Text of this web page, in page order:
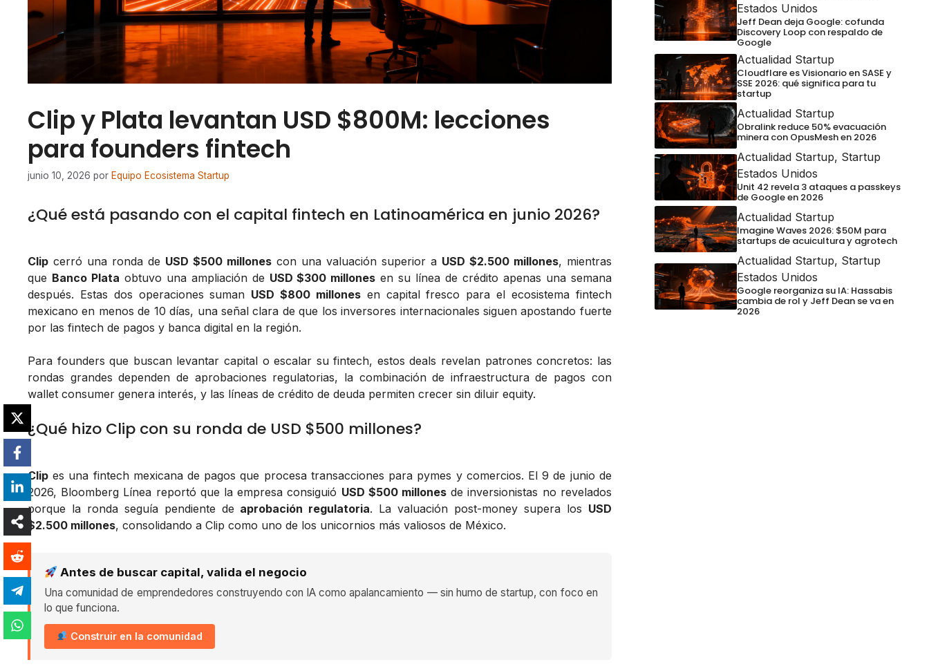
Clip y Plata levantan USD $800M: lecciones
para founders fintech
junio 10, 2026 por Equipo Ecosistema Startup
¿Qué está pasando con el capital fintech en Latinoamérica en junio 2026?
Clip cerró una ronda de USD $500 millonescon una valuación superior a USD $2.500 millones, mientras
que Banco Plata obtuvo una ampliación de USD $300 millones en su línea de crédito apenas una semana
después. Estas dos operaciones suman USD $800 millonesen capital fresco para el ecosistema fintech
mexicano en menos de 10 días, una señal clara de que los inversores internacionales siguen apostando fuerte
por las fintech de pagos y banca digital en la región.
Para founders que buscan levantar capital o escalar su fintech, estos deals revelan patrones concretos: las
rondas grandes dependen de aprobaciones regulatorias, la combinación de infraestructura de pagos con
wallet consumer genera interés, y las líneas de crédito de deuda permiten crecer sin diluir equity.
¿Qué hizo Clip con su ronda de USD $500 millones?
Clip es una fintech mexicana de pagos que procesa transacciones para pymes y comercios. El 9 de junio de
2026, Bloomberg Línea reportó que la empresa consiguió USD $500 millones de inversionistas no revelados
porque la ronda seguía pendiente de aprobación regulatoria. La valuación post-money supera los USD
$2.500 millones, consolidando a Clip como uno de los unicornios más valiosos de México.
Antes de buscar capital, valida el negocio
Una comunidad de emprendedores construyendo con IA como apalancamiento — sin humo de startup, con foco en
lo que funciona.
Construir en la comunidad
Estados Unidos
Jeff Dean deja Google: cofunda
Discovery Loop con respaldo de
Google
Actualidad Startup
Cloudflare es Visionario en SASE y
SSE 2026: qué significa para tu
startup
Actualidad Startup
Obralink reduce 50% evacuación
minera con OpusMesh en 2026
Actualidad Startup, Startup
Estados Unidos
Unit 42 revela 3 ataques a passkeys
de Google en 2026
Actualidad Startup
Imagine Waves 2026: $50M para
startups de acuicultura y agrotech
Actualidad Startup, Startup
Estados Unidos
Google reorganiza su IA: Hassabis
cambia de rol y Jeff Dean se va en
2026